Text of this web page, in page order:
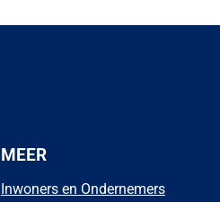
MEER
Inwoners en Ondernemers